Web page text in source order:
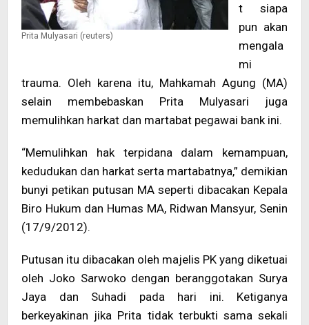
Prita Mulyasari (reuters)
t siapa
pun akan
mengala
mi
trauma. Oleh karena itu, Mahkamah Agung (MA)
selain membebaskan Prita Mulyasari juga
memulihkan harkat dan martabat pegawai bank ini.
“Memulihkan hak terpidana dalam kemampuan,
kedudukan dan harkat serta martabatnya,” demikian
bunyi petikan putusan MA seperti dibacakan Kepala
Biro Hukum dan Humas MA, Ridwan Mansyur, Senin
(17/9/2012).
Putusan itu dibacakan oleh majelis PK yang diketuai
oleh Joko Sarwoko dengan beranggotakan Surya
Jaya dan Suhadi pada hari ini. Ketiganya
berkeyakinan jika Prita tidak terbukti sama sekali